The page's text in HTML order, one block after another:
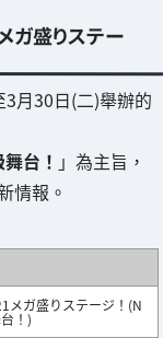
盛りステー
月30日(二)舉辦的
台！ 」為主旨，
情報。
ガ盛りステージ！(N
！)